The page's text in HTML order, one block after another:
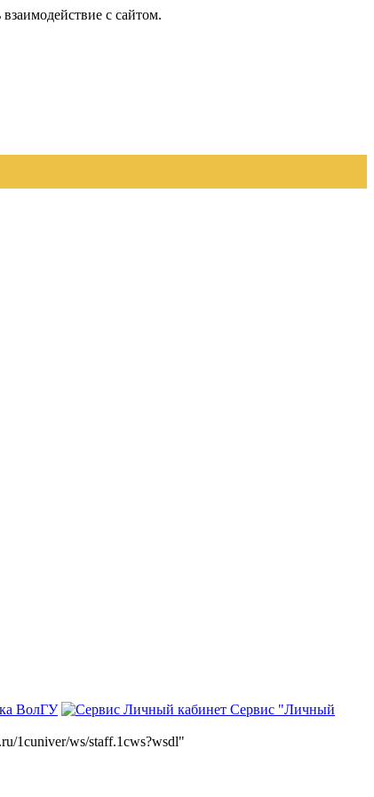
с сайтом.
ВолГУ
Сервис "Личный
1cuniver/ws/staff.1cws?wsdl"